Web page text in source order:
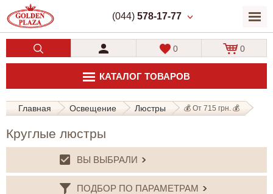
(044) 578-17-77
КАТАЛОГ ТОВАРОВ
0 0
Главная Освещение Люстры 💰 От 715 грн. 💰
Круглые люстры
ВЫ ВЫБРАЛИ
ПОДБОР ПО ПАРАМЕТРАМ